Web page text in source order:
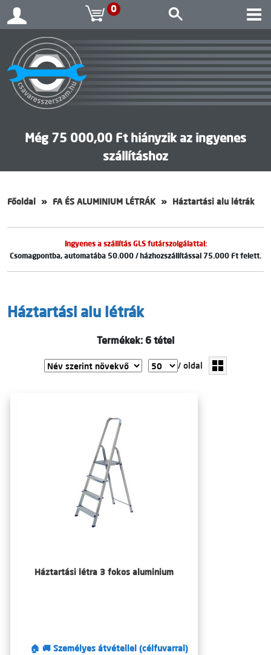
0
Még 75 000,00 Ft hiányzik az ingyenes
szállításhoz
Főoldal FA ÉS ALUMINIUM LÉTRÁK Háztartási alu létrák
Ingyenes a szállítás GLS futárszolgálattal:
Csomagpontba, automatába 50.000 / házhozszállítással 75.000 Ft felett.
Háztartási alu létrák
Termékek: 6 tétel
/ oldal
Háztartási létra 3 fokos aluminium
🏠 🚚 Személyes átvétellel (célfuvarral)